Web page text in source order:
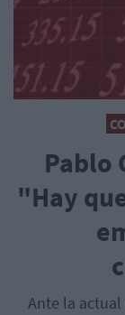
Pablo
"Hay
Ante la